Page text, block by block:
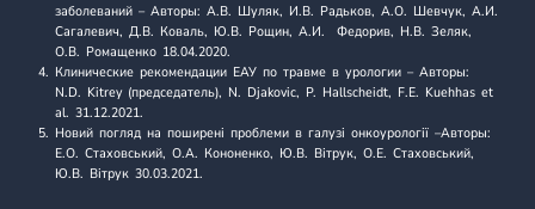
заболеваний– Авторы: А.В. Шуляк, И.В. Радьков, А.О. Шевчук, А.И.
Сагалевич, Д.В. Коваль, Ю.В. Рощин, А.И. Федорив, Н.В. Зеляк,
О.В. Ромащенко 18.04.2020.
Клинические рекомендации ЕАУ по травме в урологии– Авторы:
N.D. Kitrey (председатель), N. Djakovic, P. Hallscheidt, F.E. Kuehhas et
al. 31.12.2021.
Новий погляд на поширені проблеми в галузі онкоурології–Авторы:
Е.О. Стаховський, О.А. Коно­ненко, Ю.В. Вітрук, О.Е. Стаховський,
Ю.В. Вітрук 30.03.2021.